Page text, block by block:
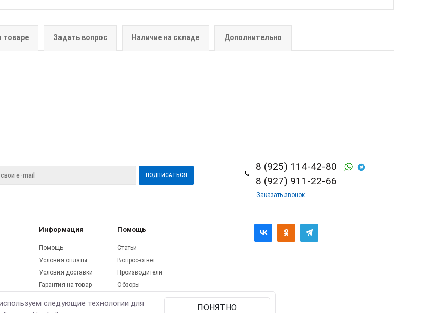
Задать вопрос Наличие на складе Дополнительно
8 (925) 114-42-80
8 (927) 911-22-66
Заказать звонок
Информация Помощь
Помощь
Условия оплаты
Условия доставки
Гарантия на товар
обработку персональных
Статьи
Вопрос-ответ
Производители
Обзоры
ПОНЯТНО
следующие технологии для